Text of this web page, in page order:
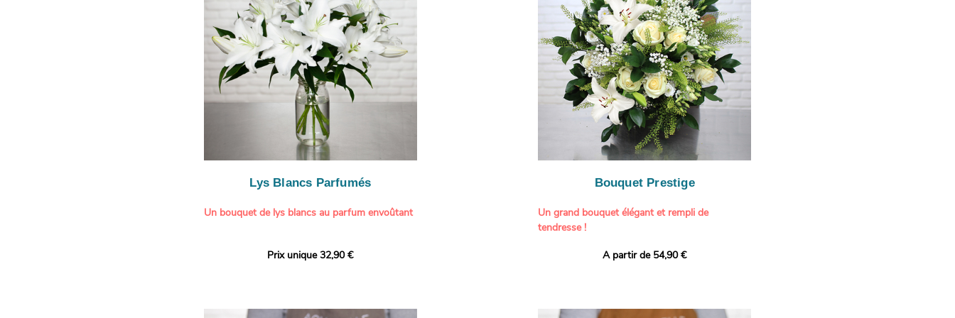
- Gâter un proche pour son anniversaire
- Célébrer une occasion spéciale
- Faire plaisir à un amateur d'art et de peinture
- Exprimer une atmosphère méditerranéenne et
colorée dans votre intérieur.
Tableau : Paul Signac,Vue de Saint-Tropez,
coucher de soleil au bois de pins, 1888
Crédits photo :classicpaintings / Alamy Stock
particulière à un proche.
Il contient :
- Des hortensias colorés (les couleurs peuvent
varier selon l’arrivage)
- Des fleurs à grosse tête, au charme intemporel
À offrir pour :
- Célébrer un anniversaire
- Remercier avec panache
- Apporter une touche florale à une maison de
Lys Blancs Parfumés
Un bouquet de lys blancs au parfum envoûtant
élégante composition de lys blancs signée
Prix unique 32,90 €
Bouquet Prestige
Un grand bouquet élégant et rempli de
tendresse !
Offrez un instant de douceur avec ce bouquet
A partir de 54,90 €